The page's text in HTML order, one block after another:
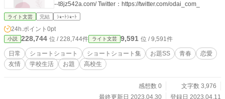
--t8jz542a.com/ Twitter：https://twitter.com/odai_com_
ライト文芸 完結 ｼｮｰﾄｼｮｰﾄ
24h.ポイント 0pt
小説 228,744 位 / 228,744件 ライト文芸 9,591 位 / 9,591件
日常 ショートショート ショートショート集 お題SS 青春
恋愛
友情
学校生活 お題 高校生
感想数 0
文字数 3,976
最終更新日 2023.04.30
登録日 2023.04.11